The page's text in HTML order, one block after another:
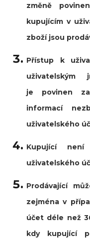
změně
kupujícím v
zboží jsou
Přístup k
je povinen
informací
uživatelského
Kupující není
uživatelského
Prodávající
zejména v
účet déle než
kdy kupující